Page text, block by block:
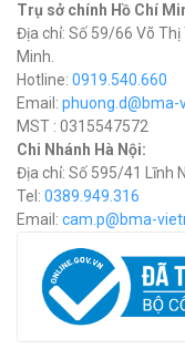
Trụ sở chính Hồ Chí
Địa chỉ: Số 59/66 Võ Thị
Minh.
Hotline: 0919.540.660
Email:
MST : 0315547572
Chi Nhánh Hà Nội:
Địa chỉ: Số 595/41 Lĩnh
Tel: 0389.949.316
Email: cam.p@bma-